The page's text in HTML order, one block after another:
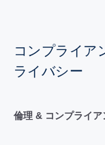
コンプライ
ライバシー
倫理 & コンプライア